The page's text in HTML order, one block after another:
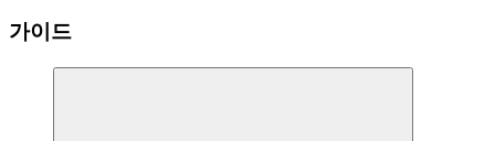
가이드